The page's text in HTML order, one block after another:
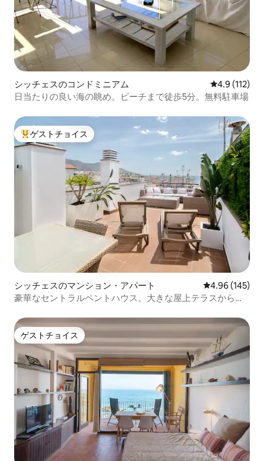
シッチェスのコンドミニアム レビュー112
4.9 (112)
日当たりの良い海の眺め。ビーチまで徒歩5分。無料駐車場
大好評のゲストチョイスです。
ゲストチョイス
シッチェスのマンション・アパート レビュー145
4.96 (145)
豪華なセントラルペントハウス。大きな屋上テラスからの
ゲストチョイス
ゲストチョイス